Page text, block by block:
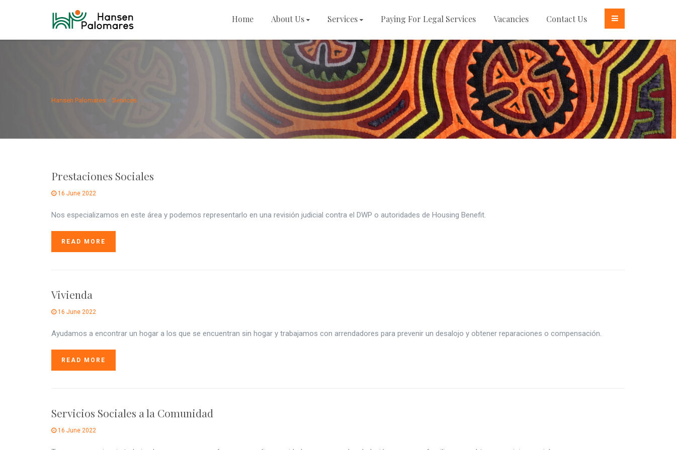
Home About Us Services Paying For Legal Services Vacancies Contact Us
Hansen Palomares > Services Servicios ESP
Prestaciones Sociales
16 June 2022
Nos especializamos en este área y podemos representarlo en una revisión judicial contra el DWP o autoridades de Housing Benefit.
READ MORE
Vivienda
16 June 2022
Ayudamos a encontrar un hogar a los que se encuentran sin hogar y trabajamos con arrendadores para prevenir un desalojo y obtener reparaciones o compensación.
READ MORE
Servicios Sociales a la Comunidad
16 June 2022